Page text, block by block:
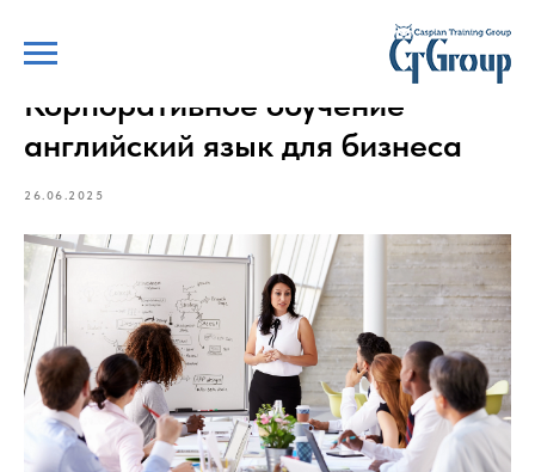
Корпоративное обучение
английский язык для бизнеса
26.06.2025